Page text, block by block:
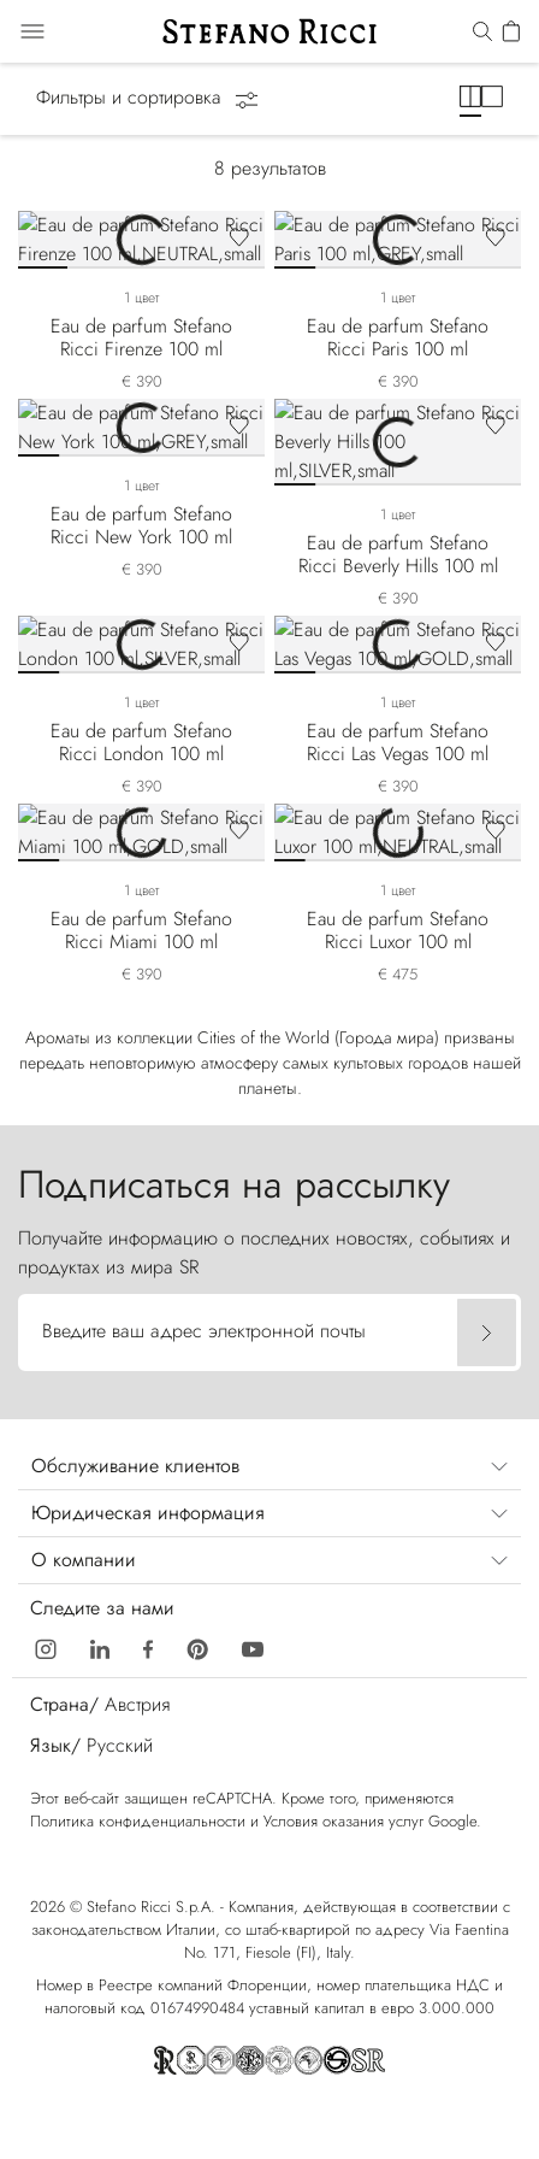
Фильтры и сортировка
8 результатов
1 цвет
Eau de parfum Stefano
Ricci Firenze 100 ml
€ 390
1 цвет
Eau de parfum Stefano
Ricci Paris 100 ml
€ 390
1 цвет
Eau de parfum Stefano
Ricci New York 100 ml
€ 390
1 цвет
Eau de parfum Stefano
Ricci Beverly Hills 100 ml
€ 390
1 цвет
Eau de parfum Stefano
Ricci London 100 ml
€ 390
1 цвет
Eau de parfum Stefano
Ricci Las Vegas 100 ml
€ 390
1 цвет
Eau de parfum Stefano
Ricci Miami 100 ml
€ 390
1 цвет
Eau de parfum Stefano
Ricci Luxor 100 ml
€ 475
Ароматы из коллекции Cities of the World (Города мира) призваны
передать неповторимую атмосферу самых культовых городов нашей
планеты.
Подписаться на рассылку
Получайте информацию о последних новостях, событиях и
продуктах из мира SR
Введите ваш адрес электронной почты
Обслуживание клиентов
Юридическая информация
О компании
Следите за нами
Страна/ Австрия
Язык/ Русский
Этот веб-сайт защищен reCAPTCHA. Кроме того, применяются
Политика конфиденциальности и Условия оказания услуг Google.
2026 © Stefano Ricci S.p.A. - Компания, действующая в соответствии с
законодательством Италии, со штаб-квартирой по адресу Via Faentina
No. 171, Fiesole (FI), Italy.
Номер в Реестре компаний Флоренции, номер плательщика НДС и
налоговый код 01674990484 уставный капитал в евро 3.000.000